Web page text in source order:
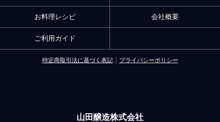
お料理レシピ 会社概要
ご利用ガイド
特定商取引法に基づく表記 プライバシーポリシー
山田醸造株式会社